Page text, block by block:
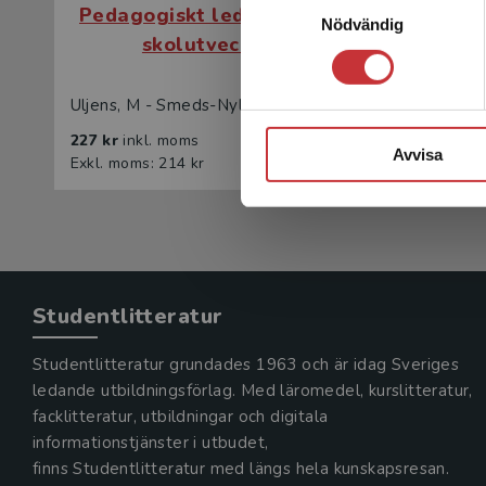
Nödvändig
Avvisa
Pedagogiskt ledarskap och
skolutveckling
Uljens, M - Smeds-Nylund, A-S (red.)
227 kr inkl. moms
Exkl. moms: 214 kr
Uljens,
Exkl.
Studentlitteratur
Studentlitteratur grundades 1963 och är idag Sveriges
ledande utbildningsförlag. Med läromedel, kurslitteratur,
facklitteratur, utbildningar och digitala
informationstjänster i utbudet,
finns Studentlitteratur med längs hela kunskapsresan.